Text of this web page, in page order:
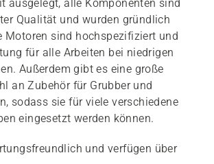
ausgelegt, alle Komponenten sind
Qualität und wurden gründlich
Motoren sind hochspezifiziert und
für alle Arbeiten bei niedrigen
Außerdem gibt es eine große
an Zubehör für Grubber und
sodass sie für viele verschiedene
eingesetzt werden können.
und verfügen über